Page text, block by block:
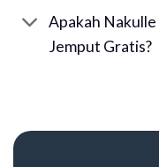
Apakah
Jemput Gratis?